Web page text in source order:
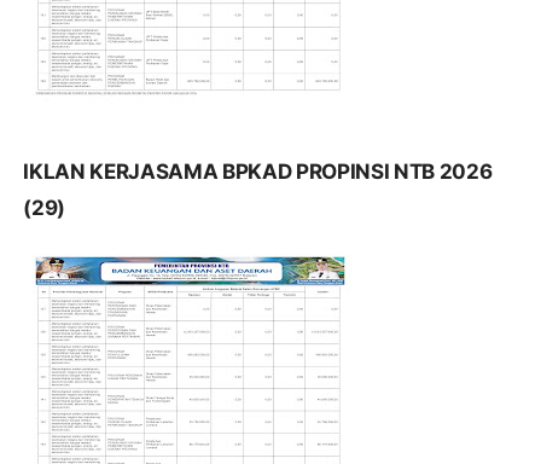
IKLAN KERJASAMA BPKAD PROPINSI NTB 2026
(29)